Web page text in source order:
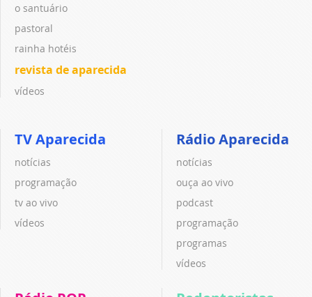
o santuário
pastoral
rainha hotéis
revista de aparecida
vídeos
TV Aparecida
notícias
programação
tv ao vivo
vídeos
Rádio Aparecida
notícias
ouça ao vivo
podcast
programação
programas
vídeos